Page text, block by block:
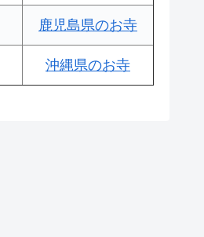
鹿児島県のお寺
沖縄県のお寺